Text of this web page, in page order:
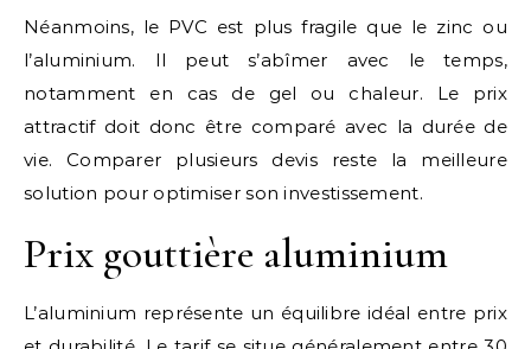
Néanmoins, le PVC est plus fragile que le zinc ou
l’aluminium. Il peut s’abîmer avec le temps,
notamment en cas de gel ou chaleur. Le prix
attractif doit donc être comparé avec la durée de
vie. Comparer plusieurs devis reste la meilleure
solution pour optimiser son investissement.
Prix gouttière aluminium
L’aluminium représente un équilibre idéal entre prix